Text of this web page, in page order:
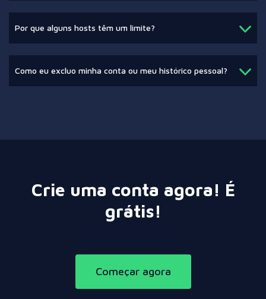
Por que alguns hosts têm um limite?
Como eu excluo minha conta ou meu histórico pessoal?
Crie uma conta agora! É
grátis!
Começar agora